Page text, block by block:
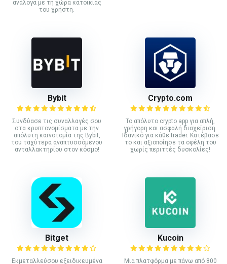
ανάλογα με τη χώρα κατοικίας
του χρήστη.
Bybit
Συνδύασε τις συναλλαγές σου
στα κρυπτονομίσματα με την
απόλυτη καινοτομία της Bybit,
του ταχύτερα αναπτυσσόμενου
ανταλλακτηρίου στον κόσμο!
Crypto.com
Το απόλυτο crypto app για απλή,
γρήγορη και ασφαλή διαχείριση.
Ιδανικό για κάθε trader. Κατέβασε
το και αξιοποίησε τα οφέλη του
χωρίς περιττές δυσκολίες!
Bitget
Εκμεταλλεύσου εξειδικευμένα
Kucoin
Mια πλατφόρμα με πάνω από 800